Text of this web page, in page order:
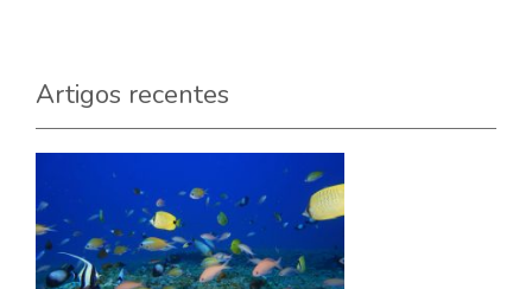
Artigos recentes